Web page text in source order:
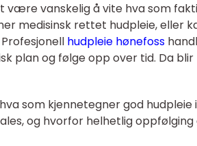
være vanskelig å vite hva som
medisinsk rettet hudpleie, eller
hudpleie hønefoss
plan og følge opp over tid. Da
som kjennetegner god hudpleie
og hvorfor helhetlig